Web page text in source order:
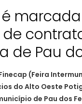
de
de Pau
(Feira
do Alto Oeste
de Pau dos